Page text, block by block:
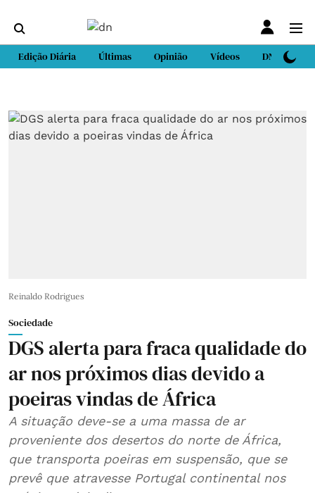
Edição Diária Últimas Opinião Vídeos DN Sport
Reinaldo Rodrigues
Sociedade
DGS alerta para fraca qualidade do
ar nos próximos dias devido a
poeiras vindas de África
A situação deve-se a uma massa de ar
proveniente dos desertos do norte de África,
que transporta poeiras em suspensão, que se
prevê que atravesse Portugal continental nos